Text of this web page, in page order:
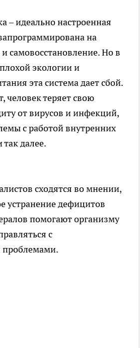
– идеально настроенная
на
самовосстановление. Но в
экологии и
эта система дает сбой.
человек теряет свою
от вирусов и инфекций,
с работой внутренних
так далее.
сходятся во мнении,
устранение дефицитов
помогают организму
с